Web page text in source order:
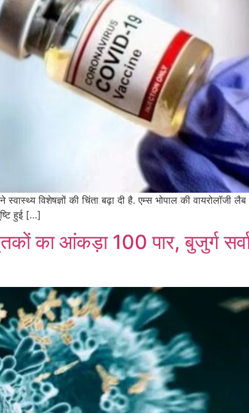
विशेषज्ञों की चिंता बढ़ा दी है. एम्स भोपाल की वायरोलॉजी
हुई […]
का आंकड़ा 100 पार, बुजुर्ग